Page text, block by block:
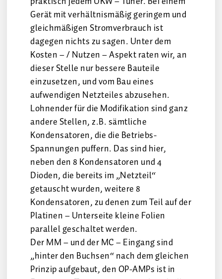
Gerät mit verhältnismäßig geringem und
gleichmäßigen Stromverbrauch ist
dagegen nichts zu sagen. Unter dem
Kosten – / Nutzen – Aspekt raten wir, an
dieser Stelle nur bessere Bauteile
einzusetzen, und vom Bau eines
aufwendigen Netzteiles abzusehen.
Lohnender für die Modifikation sind ganz
andere Stellen, z.B. sämtliche
Kondensatoren, die die Betriebs-
Spannungen puffern. Das sind hier,
neben den 8 Kondensatoren und 4
Dioden, die bereits im „Netzteil“
getauscht wurden, weitere 8
Kondensatoren, zu denen zum Teil auf der
Platinen – Unterseite kleine Folien
parallel geschaltet werden.
Der MM – und der MC – Eingang sind
„hinter den Buchsen“ nach dem gleichen
Prinzip aufgebaut, den OP-AMPs ist in